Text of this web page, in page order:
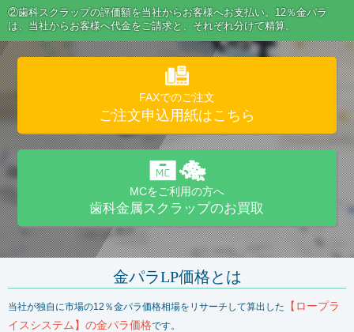
②歯科スクラップの評価額を当社からお客様へお支払い。12％金パラ
は、当社からお客様へ代金をご請求と、それぞれ分けて精算。
FAXでのご注文
ご注文申込用紙はこちら
MCをご利用の方へ
歯科金属スクラップのお買取
金パラLP価格とは
当社が独自に市場の12％金パラ価格相場をリサーチして算出した
【ロープラ
イスシステム】の金パラ価格です。